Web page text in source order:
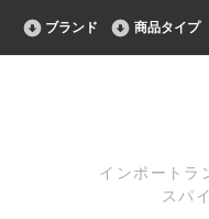
ブランド 商品タイプ
インポートラ
スパ